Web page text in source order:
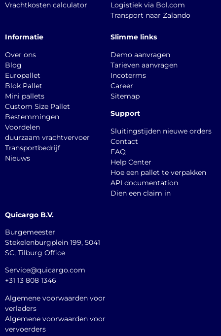
Vrachtkosten calculator
Logistiek via Bol.com
Transport naar Zalando
Informatie
Over ons
Blog
Europallet
Blok Pallet
Mini pallets
Custom Size Pallet
Bestemmingen
Voordelen
duurzaam vrachtvervoer
Transportbedrijf
Nieuws
Slimme links
Demo aanvragen
Tarieven aanvragen
Incoterms
Career
Sitemap
Support
Sluitingstijden nieuwe orders
Contact
FAQ
Help Center
Hoe een pallet te verpakken
API documentation
Dien een claim in
Quicargo B.V.
Burgemeester
Stekelenburgplein 199, 5041
SC, Tilburg Office
Service@quicargo.com
+31 13 808 1346
Algemene voorwaarden voor
verladers
Algemene voorwaarden voor
vervoerders